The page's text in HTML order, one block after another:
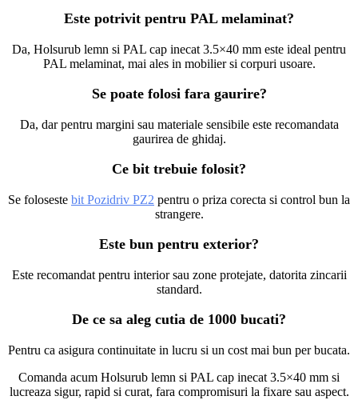
Este potrivit pentru PAL melaminat?
Da, Holsurub lemn si PAL cap inecat 3.5×40 mm este ideal pentru
PAL melaminat, mai ales in mobilier si corpuri usoare.
Se poate folosi fara gaurire?
Da, dar pentru margini sau materiale sensibile este recomandata
gaurirea de ghidaj.
Ce bit trebuie folosit?
Se foloseste bit Pozidriv PZ2 pentru o priza corecta si control bun la
strangere.
Este bun pentru exterior?
Este recomandat pentru interior sau zone protejate, datorita zincarii
standard.
De ce sa aleg cutia de 1000 bucati?
Pentru ca asigura continuitate in lucru si un cost mai bun per bucata.
Comanda acum Holsurub lemn si PAL cap inecat 3.5×40 mm si
lucreaza sigur, rapid si curat, fara compromisuri la fixare sau aspect.